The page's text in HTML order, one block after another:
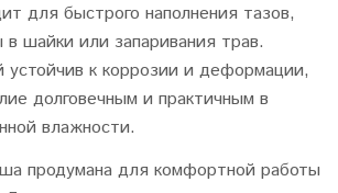
для быстрого наполнения тазов,
шайки или запаривания трав.
устойчив к коррозии и деформации,
долговечным и практичным в
влажности.
продумана для комфортной работы